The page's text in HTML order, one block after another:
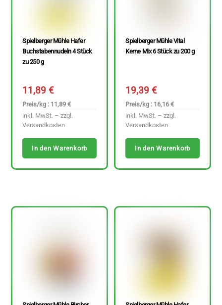
Spielberger Mühle Hafer
Buchstabennudeln 4 Stück
zu 250 g
11,89€
Preis/kg : 11,89 €
inkl. MwSt. – zzgl.
Versandkosten
In den Warenkorb
Spielberger Mühle Vital
Kerne Mix 6 Stück zu 200 g
19,39€
Preis/kg : 16,16 €
inkl. MwSt. – zzgl.
Versandkosten
In den Warenkorb